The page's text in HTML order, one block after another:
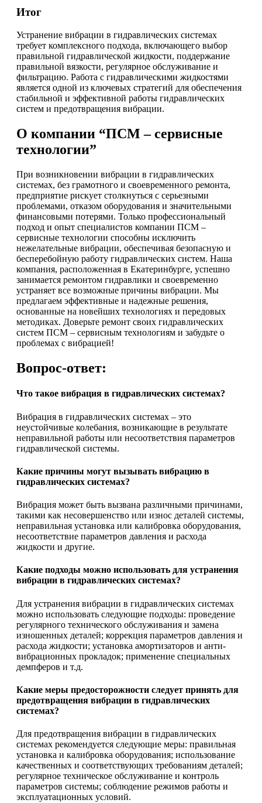
Итог
Устранение вибрации в гидравлических системах
требует комплексного подхода, включающего выбор
правильной гидравлической жидкости, поддержание
правильной вязкости, регулярное обслуживание и
фильтрацию. Работа с гидравлическими жидкостями
является одной из ключевых стратегий для обеспечения
стабильной и эффективной работы гидравлических
систем и предотвращения вибрации.
О компании “ПСМ – сервисные
технологии”
При возникновении вибрации в гидравлических
системах, без грамотного и своевременного ремонта,
предприятие рискует столкнуться с серьезными
проблемами, отказом оборудования и значительными
финансовыми потерями. Только профессиональный
подход и опыт специалистов компании ПСМ –
сервисные технологии способны исключить
нежелательные вибрации, обеспечивая безопасную и
бесперебойную работу гидравлических систем. Наша
компания, расположенная в Екатеринбурге, успешно
занимается ремонтом гидравлики и своевременно
устраняет все возможные причины вибрации. Мы
предлагаем эффективные и надежные решения,
основанные на новейших технологиях и передовых
методиках. Доверьте ремонт своих гидравлических
систем ПСМ – сервисным технологиям и забудьте о
проблемах с вибрацией!
Вопрос-ответ:
Что такое вибрация в гидравлических системах?
Вибрация в гидравлических системах – это
неустойчивые колебания, возникающие в результате
неправильной работы или несоответствия параметров
гидравлической системы.
Какие причины могут вызывать вибрацию в
гидравлических системах?
Вибрация может быть вызвана различными причинами,
такими как несовершенство или износ деталей системы,
неправильная установка или калибровка оборудования,
несоответствие параметров давления и расхода
жидкости и другие.
Какие подходы можно использовать для устранения
вибрации в гидравлических системах?
Для устранения вибрации в гидравлических системах
можно использовать следующие подходы: проведение
регулярного технического обслуживания и замена
изношенных деталей; коррекция параметров давления и
расхода жидкости; установка амортизаторов и анти-
вибрационных прокладок; применение специальных
демпферов и т.д.
Какие меры предосторожности следует принять для
предотвращения вибрации в гидравлических
системах?
Для предотвращения вибрации в гидравлических
системах рекомендуется следующие меры: правильная
установка и калибровка оборудования; использование
качественных и соответствующих требованиям деталей;
регулярное техническое обслуживание и контроль
параметров системы; соблюдение режимов работы и
эксплуатационных условий.